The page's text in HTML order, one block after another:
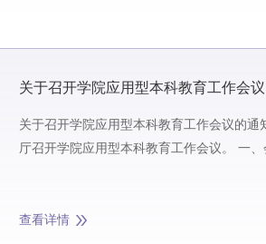
关于召开学院应用型本科教育工作会
关于召开学院应用型本科教育工作会议的通知 2016-10-13 经研究决定，定于2016年10月13日下午13:30在绍兴校园行健楼
查看详情